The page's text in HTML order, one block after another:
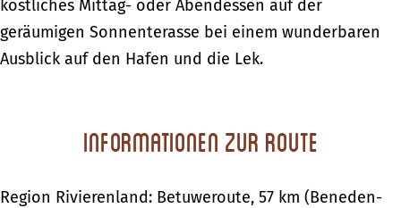
köstliches Mittag- oder Abendessen auf der
geräumigen Sonnenterasse bei einem wunderbaren
Ausblick auf den Hafen und die Lek.
Informationen zur Route
Region Rivierenland: Betuweroute, 57 km (Beneden-